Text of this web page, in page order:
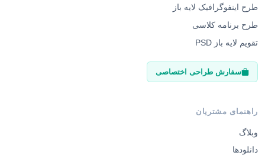
طرح اینفوگرافیک لایه باز
طرح برنامه کلاسی
تقویم لایه باز PSD
سفارش طراحی اختصاصی
راهنمای مشتریان
وبلاگ
دانلودها